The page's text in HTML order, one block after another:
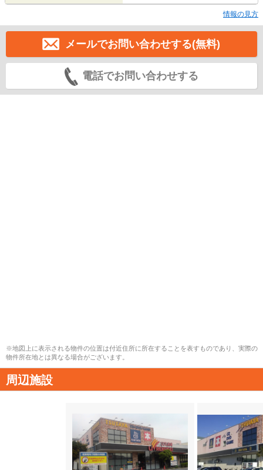
情報の見方
メールでお問い合わせする(無料)
電話でお問い合わせする
※地図上に表示される物件の位置は付近住所に所在することを表すものであり、実際の
物件所在地とは異なる場合がございます。
周辺施設